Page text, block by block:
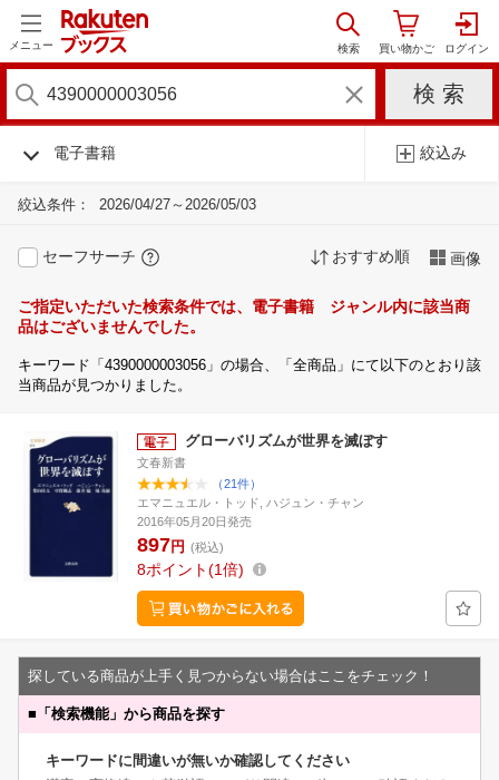
メニュー
電子書籍 絞込み
絞込条件： 2026/04/27～2026/05/03
セーフサーチ おすすめ順 画像
ご指定いただいた検索条件では、電子書籍 ジャンル内に該当商
品はございませんでした。
キーワード「4390000003056」の場合、「全商品」にて以下のとおり該
当商品が見つかりました。
グローバリズムが世界を滅ぼす
文春新書
（21件）
エマニュエル・トッド, ハジュン・チャン
2016年05月20日発売
897円 (税込)
8ポイント 1倍
探している商品が上手く見つからない場合はここをチェック！
■ 「検索機能」から商品を探す
キーワードに間違いが無いか確認してください